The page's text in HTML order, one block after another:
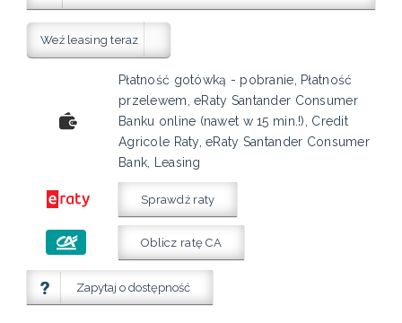
Weź leasing teraz
Płatność gotówką - pobranie, Płatność
przelewem, eRaty Santander Consumer
Banku online (nawet w 15 min.!), Credit
Agricole Raty, eRaty Santander Consumer
Bank, Leasing
Sprawdź raty
Oblicz ratę CA
Zapytaj o dostępność